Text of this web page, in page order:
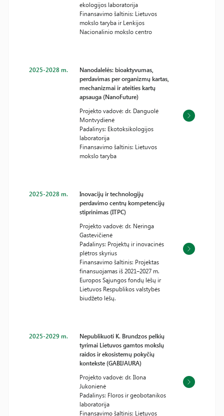
ekologijos laboratorija
Finansavimo šaltinis: Lietuvos
mokslo taryba ir Lenkijos
Nacionalinio mokslo centro
2025-2028 m.
Nanodalelės: bioaktyvumas,
perdavimas per organizmų kartas,
mechanizmai ir ateities kartų
apsauga (NanoFuture)
Projekto vadovė: dr. Danguolė
Montvydienė
Padalinys: Ekotoksikologijos
laboratorija
Finansavimo šaltinis: Lietuvos
mokslo taryba
2025-2028 m.
Inovacijų ir technologijų
perdavimo centrų kompetencijų
stiprinimas (ITPC)
Projekto vadovė: dr. Neringa
Gastevičienė
Padalinys: Projektų ir inovacinės
plėtros skyrius
Finansavimo šaltinis: Projektas
finansuojamas iš 2021‒2027 m.
Europos Sąjungos fondų lėšų ir
Lietuvos Respublikos valstybės
biudžeto lėšų.
2025-2029 m.
Nepublikuoti K. Brundzos pelkių
tyrimai Lietuvos gamtos mokslų
raidos ir ekosistemų pokyčių
kontekste (GABIJAURA)
Projekto vadovė: dr. Ilona
Jukonienė
Padalinys: Floros ir geobotanikos
laboratorija
Finansavimo šaltinis: Lietuvos